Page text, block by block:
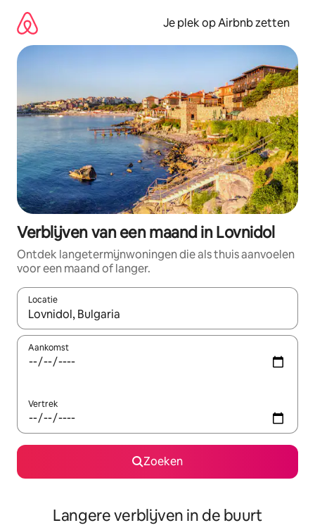
direct
naar
inhoud
Je plek op Airbnb zetten
Verblijven van een maand in Lovnidol
Ontdek langetermijnwoningen die als thuis aanvoelen
voor een maand of langer.
Locatie
Wanneer er resultaten beschikbaar zijn, maak je een keuze
Aankomst
Vertrek
Zoeken
Langere verblijven in de buurt